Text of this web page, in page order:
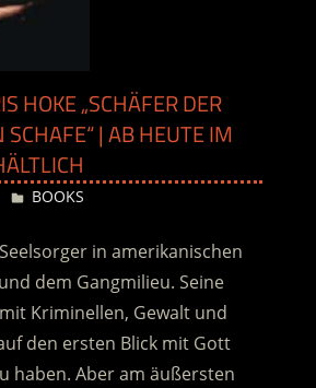
HOKE „SCHÄFER DER
| AB HEUTE IM
Desiree
BOOKS
in amerikanischen
dem Gangmilieu. Seine
Kriminellen, Gewalt und
den ersten Blick mit Gott
haben. Aber am äußersten